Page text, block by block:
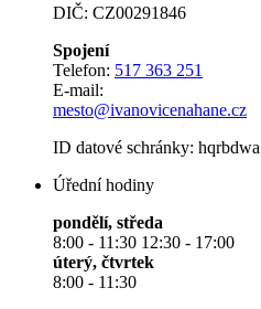
DIČ: CZ00291846
Spojení
Telefon: 517 363 251
E-mail:
mesto@ivanovicenahane.cz
ID datové schránky: hqrbdwa
Úřední hodiny
pondělí, středa
8:00 - 11:30 12:30 - 17:00
úterý, čtvrtek
8:00 - 11:30